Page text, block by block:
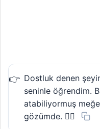
Dostluk denen
seninle öğrendim.
atabiliyormuş
gözümde. 🚶‍♂️